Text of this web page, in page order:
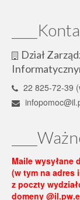
Dział
22 825-72-39
Maile wysyłane
(w tym na adres
z poczty
domeny